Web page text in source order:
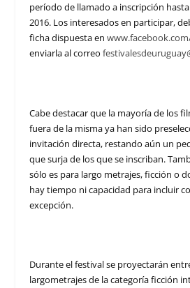
período de llamado a inscripción
2016. Los interesados en participar,
ficha dispuesta en
enviarla al correo
Cabe destacar que la mayoría de los
fuera de la misma ya han sido
invitación directa, restando aún un
que surja de los que se inscriban.
sólo es para largo metrajes, ficción o
hay tiempo ni capacidad para incluir
excepción.
Durante el festival se proyectarán
largometrajes de la categoría ficción